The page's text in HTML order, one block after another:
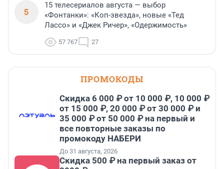
5
15 телесериалов августа — выбор
«Фонтанки»: «Коп-звезда», новые «Тед
Лассо» и «Джек Ричер», «Одержимость»
57 767 27
ПРОМОКОДЫ
Скидка 6 000 ₽ от 10 000 ₽, 10 000 ₽
от 15 000 ₽, 20 000 ₽ от 30 000 ₽ и
35 000 ₽ от 50 000 ₽ на первый и
все повторные заказы по
промокоду НАБЕРИ
До 31 августа, 2026
Скидка 500 ₽ на первый заказ от